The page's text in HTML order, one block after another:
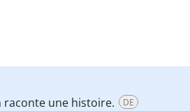
raconte une histoire. DE